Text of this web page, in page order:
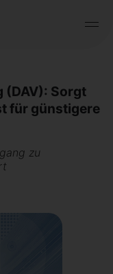
Sorgt
für günstigere
zu